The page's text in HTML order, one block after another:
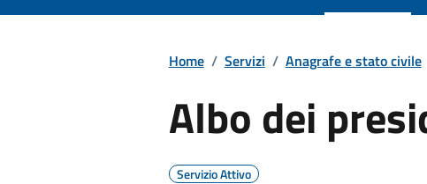
Home / Servizi / Anagrafe e stato civile
Albo dei
Servizio Attivo